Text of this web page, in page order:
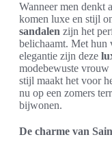
Wanneer men denkt
komen luxe en stijl
sandalen zijn het
belichaamt. Met hun
elegantie zijn deze
modebewuste
stijl maakt het voor
nu op een zomers
bijwonen.
De charme van